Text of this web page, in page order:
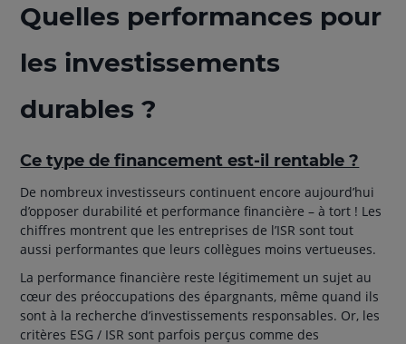
Quelles performances pour
les investissements
durables ?
Ce type de financement est-il rentable ?
De nombreux investisseurs continuent encore aujourd’hui
d’opposer durabilité et performance financière – à tort ! Les
chiffres montrent que les entreprises de l’ISR sont tout
aussi performantes que leurs collègues moins vertueuses.
La performance financière reste légitimement un sujet au
cœur des préoccupations des épargnants, même quand ils
sont à la recherche d’investissements responsables. Or, les
critères ESG / ISR sont parfois perçus comme des